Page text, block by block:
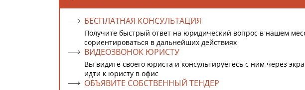
БЕСПЛАТНАЯ КОНСУЛЬТАЦИЯ
Получите быстрый ответ на юридический вопрос в нашем
сориентироваться в дальнейших действиях
ВИДЕОЗВОНОК ЮРИСТУ
Вы видите своего юриста и консультируетесь с ним через
идти к юристу в офис
ОБЪЯВИТЕ СОБСТВЕННЫЙ ТЕНДЕР